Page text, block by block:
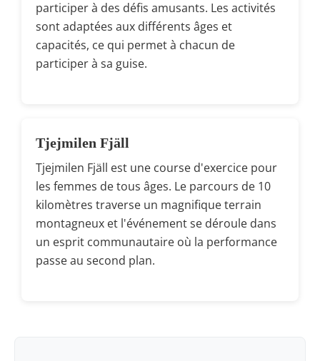
participer à des défis amusants. Les activités
sont adaptées aux différents âges et
capacités, ce qui permet à chacun de
participer à sa guise.
Tjejmilen Fjäll
Tjejmilen Fjäll est une course d'exercice pour
les femmes de tous âges. Le parcours de 10
kilomètres traverse un magnifique terrain
montagneux et l'événement se déroule dans
un esprit communautaire où la performance
passe au second plan.